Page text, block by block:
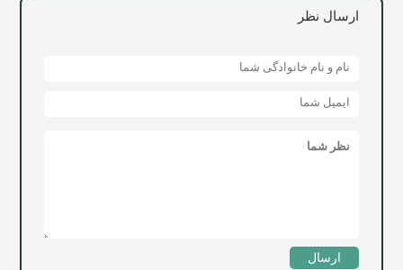
ارسال نظر
ارسال